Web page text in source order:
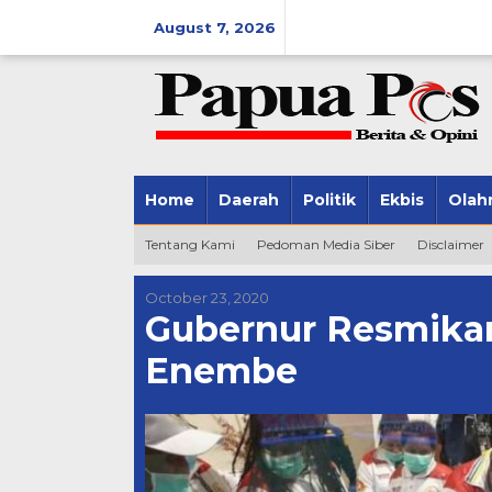
August 7, 2026
Home Daerah Politik Ekbis
Tentang Kami Pedoman Media Siber Disclaimer
October 23, 2020
Gubernur
Enembe